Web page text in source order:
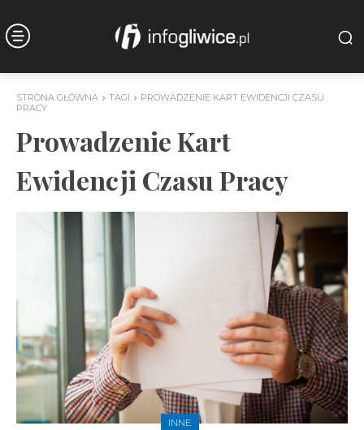
STRONA GŁÓWNA TAGI
PROWADZENIE KART EWIDENCJI CZASU
PRACY
Prowadzenie Kart
Ewidencji Czasu Pracy
INNE